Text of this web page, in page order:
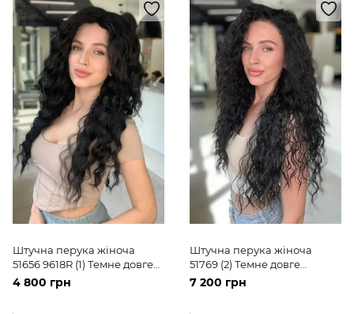
Штучна перука жіноча
51656 9618R (1) Темне довге
волосся
4 800 грн
Штучна перука жіноча
51769 (2) Темне довге
волосся
7 200 грн